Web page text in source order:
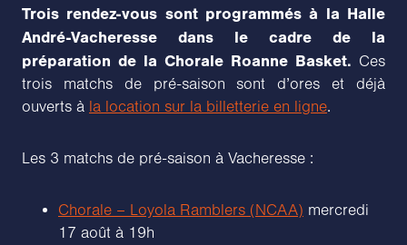
Trois rendez-vous sont programmés à la Halle
André-Vacheresse dans le cadre de la
préparation de la Chorale Roanne Basket. Ces
trois matchs de pré-saison sont d’ores et déjà
ouverts à la location sur la billetterie en ligne.
Les 3 matchs de pré-saison à Vacheresse :
Chorale – Loyola Ramblers (NCAA) mercredi
17 août à 19h